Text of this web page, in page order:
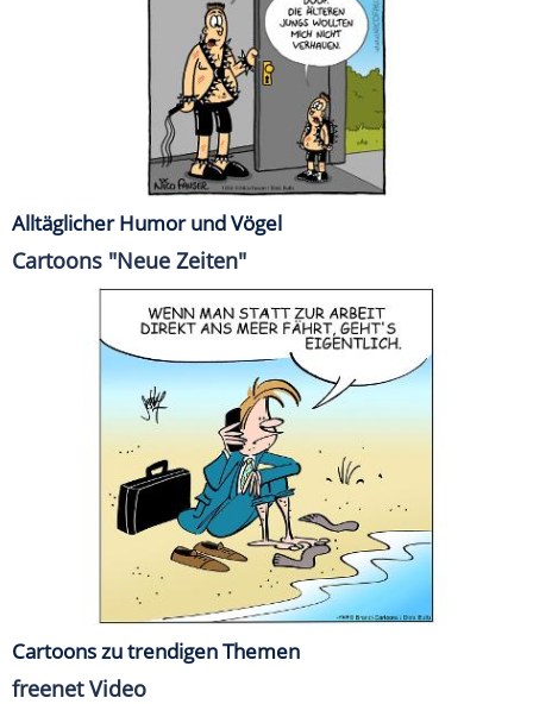
Alltäglicher Humor und Vögel
Cartoons "Neue Zeiten"
Cartoons zu trendigen Themen
freenet Video